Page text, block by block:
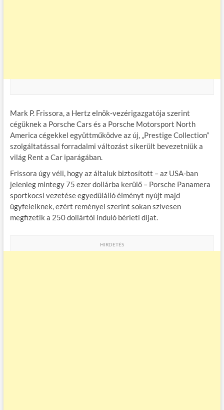
Mark P. Frissora, a Hertz elnök-vezérigazgatója szerint
cégüknek a Porsche Cars és a Porsche Motorsport North
America cégekkel együttműködve az új, „Prestige Collection”
szolgáltatással forradalmi változást sikerült bevezetniük a
világ Rent a Car iparágában.
Frissora úgy véli, hogy az általuk biztosított – az USA-ban
jelenleg mintegy 75 ezer dollárba kerülő – Porsche Panamera
sportkocsi vezetése egyedülálló élményt nyújt majd
ügyfeleiknek, ezért reményei szerint sokan szívesen
megfizetik a 250 dollártól induló bérleti díjat.
HIRDETÉS